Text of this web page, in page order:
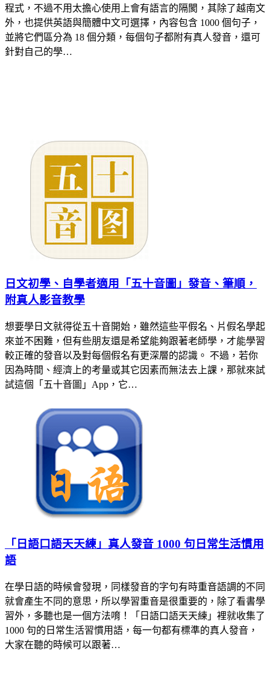
程式，不過不用太擔心使用上會有語言的隔閡，其除了越南文
外，也提供英語與簡體中文可選擇，內容包含 1000 個句子，
並將它們區分為 18 個分類，每個句子都附有真人發音，還可
針對自己的學…
日文初學、自學者適用「五十音圖」發音、筆順，
附真人影音教學
想要學日文就得從五十音開始，雖然這些平假名、片假名學起
來並不困難，但有些朋友還是希望能夠跟著老師學，才能學習
較正確的發音以及對每個假名有更深層的認識。 不過，若你
因為時間、經濟上的考量或其它因素而無法去上課，那就來試
試這個「五十音圖」App，它…
「日語口語天天練」真人發音 1000 句日常生活慣用
語
在學日語的時候會發現，同樣發音的字句有時重音語調的不同
就會產生不同的意思，所以學習重音是很重要的，除了看書學
習外，多聽也是一個方法唷！「日語口語天天練」裡就收集了
1000 句的日常生活習慣用語，每一句都有標準的真人發音，
大家在聽的時候可以跟著…